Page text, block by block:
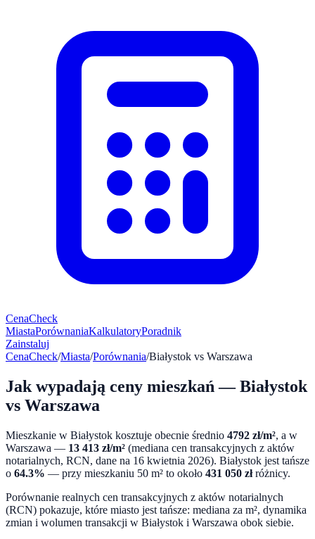
CenaCheck
MiastaPorównaniaKalkulatoryPoradnik
Zainstaluj
CenaCheck/Miasta/Porównania/Białystok vs Warszawa
Jak wypadają ceny mieszkań —Białystok
vs Warszawa
Mieszkanie w Białystok kosztuje obecnie średnio 4792 zł/m², a w
Warszawa — 13 413 zł/m² (mediana cen transakcyjnych z aktów
notarialnych, RCN, dane na 16 kwietnia 2026). Białystok jest tańsze
o 64.3% — przy mieszkaniu 50 m² to około 431 050 złróżnicy.
Porównanie realnych cen transakcyjnych z aktów notarialnych
(RCN) pokazuje, które miasto jest tańsze: mediana za m², dynamika
zmian i wolumen transakcji w Białystok i Warszawa obok siebie.